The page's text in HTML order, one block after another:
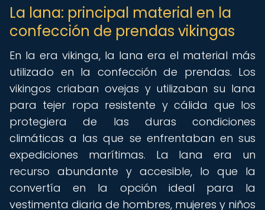
La lana: principal material en la
confección de prendas vikingas
En la era vikinga, la lana era el material más
utilizado en la confección de prendas. Los
vikingos criaban ovejas y utilizaban su lana
para tejer ropa resistente y cálida que los
protegiera de las duras condiciones
climáticas a las que se enfrentaban en sus
expediciones marítimas. La lana era un
recurso abundante y accesible, lo que la
convertía en la opción ideal para la
vestimenta diaria de hombres, mujeres y niños